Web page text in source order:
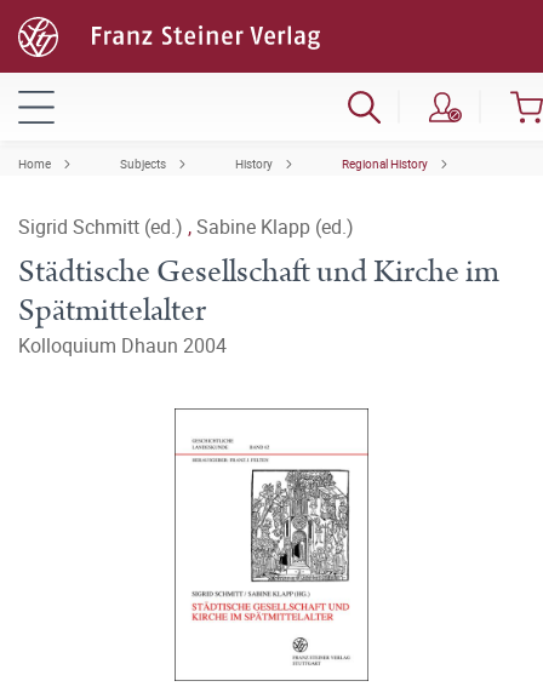
Home Subjects History Regional History
Sigrid Schmitt (ed.) ,Sabine Klapp (ed.)
Städtische Gesellschaft und Kirche im
Spätmittelalter
Kolloquium Dhaun 2004